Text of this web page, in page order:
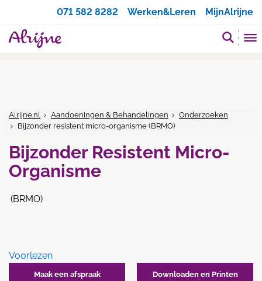
071 582 8282
Werken&Leren MijnAlrijne
Alrijne.nl Aandoeningen & Behandelingen
Onderzoeken
Bijzonder resistent micro-organisme (BRMO)
Bijzonder Resistent Micro-
Organisme
(BRMO)
Voorlezen
Maak een afspraak Downloaden en Printen